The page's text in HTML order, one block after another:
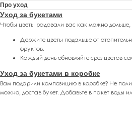
Про уход
Уход за букетами
Чтобы цветы радовали вас как можно
Держите цветы подальше от
фруктов.
Каждый день обновляйте срез цветов
Уход за букетами в коробке
Вам подарили композицию в коробке? Не
можно, достав букет. Добавьте в пакет воды